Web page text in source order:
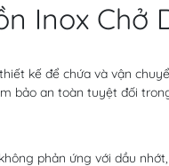
Inox Chở
kế để chứa và vận
bảo an toàn tuyệt đối
phản ứng với dầu